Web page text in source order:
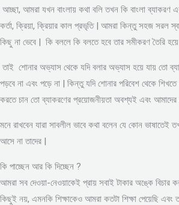
আচ্ছা, আমরা যখন বাংলায় কথা বলি তখন কি বাংলা ব্যাকরণ
কর্তা, ক্রিয়া, ক্রিয়ার কাল প্রভৃতি | আমরা কিন্তু সহজ সরল
কিছু না ভেবে | কি বললে কি বলতে হবে তার সমীকরণ তৈরি
তাই শোনার অভ্যাস থেকে যদি বলার অভ্যাস হয়ে যায় তো
পড়বে না এবং পড়ে না | কিন্তু যদি শোনার পরিবেশ থেকে শিখতে
করতে চান তো ব্যাকরণের প্রয়োজনীয়তা অবশ্যই এবং
মনে রাখবেন যারা সাবলীল ভাবে কথা বলেন যে কোন
আসে না তাদের |
কি পাচ্ছেন আর কি দিচ্ছেন ?
আমরা সব দেওয়া-নেওয়াকেই প্রায় সবাই টাকার অঙ্কে বিচার
কিছুই নয়, এমনকি শিক্ষাকেও আমরা কতটা শিক্ষা পেয়েছি এবং